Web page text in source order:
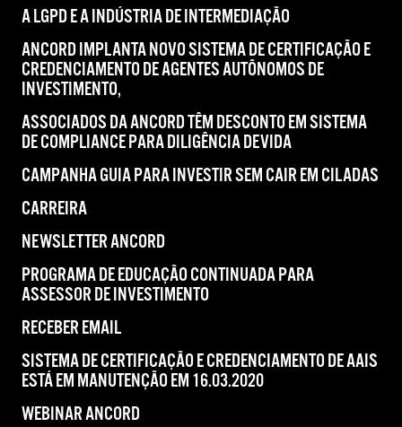
A LGPD E A INDÚSTRIA DE INTERMEDIAÇÃO
ANCORD IMPLANTA NOVO SISTEMA DE CERTIFICAÇÃO E
CREDENCIAMENTO DE AGENTES AUTÔNOMOS DE
INVESTIMENTO,
ASSOCIADOS DA ANCORD TÊM DESCONTO EM SISTEMA
DE COMPLIANCE PARA DILIGÊNCIA DEVIDA
CAMPANHA GUIA PARA INVESTIR SEM CAIR EM CILADAS
CARREIRA
NEWSLETTER ANCORD
PROGRAMA DE EDUCAÇÃO CONTINUADA PARA
ASSESSOR DE INVESTIMENTO
RECEBER EMAIL
SISTEMA DE CERTIFICAÇÃO E CREDENCIAMENTO DE AAIS
ESTÁ EM MANUTENÇÃO EM 16.03.2020
WEBINAR ANCORD